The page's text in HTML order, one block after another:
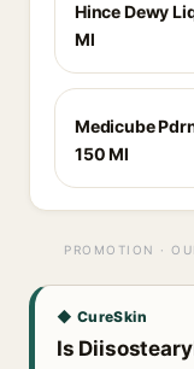
Hince Dewy
Ml
Medicube
150 Ml
PROMOTION ·
◆ CureSkin
Is